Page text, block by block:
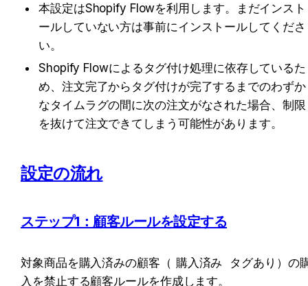
本設定はShopify Flowを利用します。まだインスト
ールしていない方は事前にインストールしてくださ
い。
Shopify Flowによるタグ付け処理に依存しているた
め、注文完了からタグ付けが完了するまでのわずか
なタイムラグの間に次の注文がなされた場合、制限
を抜けて注文できてしまう可能性があります。
設定の流れ
ステップ1：顧客ルールを設定する
対象商品を購入済みの顧客（ 購入済み
タグあり）の
入を禁止する顧客ルールを作成します。